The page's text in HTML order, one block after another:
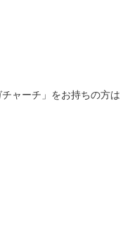
ャーチ」をお持ちの方は